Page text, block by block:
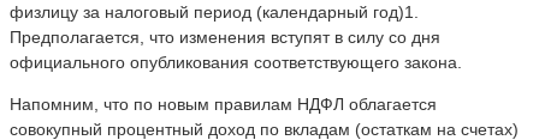
физлицу за налоговый период (календарный год)1.
Предполагается, что изменения вступят в силу со дня
официального опубликования соответствующего закона.
Напомним, что по новым правилам НДФЛ облагается
совокупный процентный доход по вкладам (остаткам на счетах)